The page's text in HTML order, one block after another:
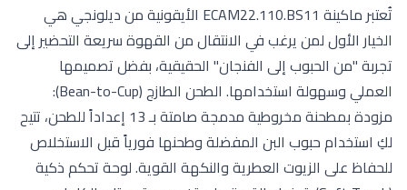
تُعتبر ماكينة ECAM22.110.BS11 الأيقونية من ديلونجي هي
الخيار الأول لمن يرغب في الانتقال من القهوة سريعة التحضير إلى
تجربة "من الحبوب إلى الفنجان" الحقيقية، بفضل تصميمها
العملي وسهولة استخدامها. الطحن الطازج (Bean-to-Cup):
مزودة بمطحنة مخروطية مدمجة صامتة بـ 13 إعداداً للطحن، تتيح
لكِ استخدام حبوب البن المفضلة وطحنها فورياً قبل الاستخلاص
للحفاظ على الزيوت العطرية والنكهة القوية. لوحة تحكم ذكية